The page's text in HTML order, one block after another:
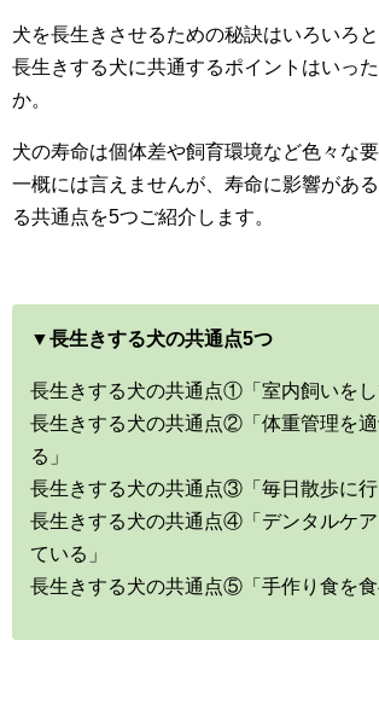
犬を長生きさせるための秘訣はいろいろと
長生きする犬に共通するポイントはいっ
か。
犬の寿命は個体差や飼育環境など色々な
一概には言えませんが、寿命に影響があ
る共通点を5つご紹介します。
▼長生きする犬の共通点5つ
長生きする犬の共通点①「室内飼いをし
長生きする犬の共通点②「体重管理を
る」
長生きする犬の共通点③「毎日散歩に行
長生きする犬の共通点④「デンタルケ
ている」
長生きする犬の共通点⑤「手作り食を食